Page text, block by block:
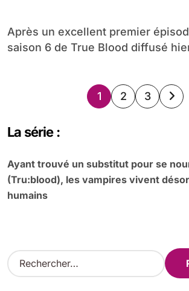
Après un excellent premier épisode pour la
saison 6 de True Blood diffusé
Pagination
1 2 3
La série :
Ayant trouvé un substitut pour se
(Tru:blood), les vampires vivent
humains
R
e